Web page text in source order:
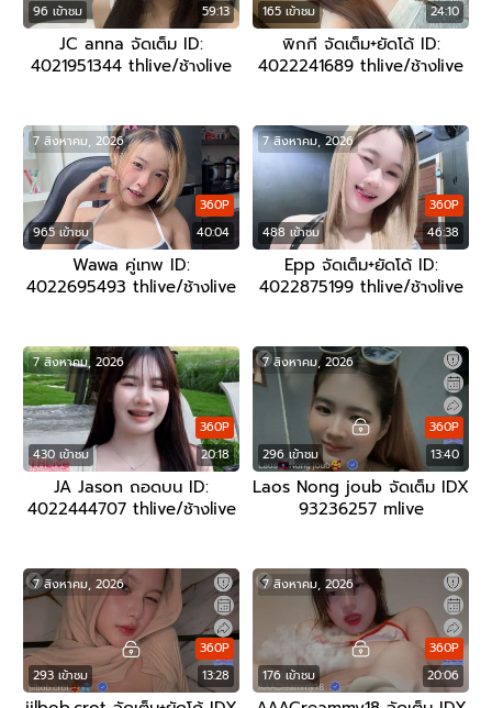
96 เข้าชม 59:13
JC anna จัดเต็ม ID:
4021951344 thlive/ช้างlive
165 เข้าชม 24:10
พิกกี จัดเต็ม+ยัดโด้ ID:
4022241689 thlive/ช้างlive
965 เข้าชม 40:04
360P
7 สิงหาคม, 2026
Wawa คู่เทพ ID:
4022695493 thlive/ช้างlive
488 เข้าชม 46:38
360P
7 สิงหาคม, 2026
Epp จัดเต็ม+ยัดโด้ ID:
4022875199 thlive/ช้างlive
430 เข้าชม 20:18
360P
7 สิงหาคม, 2026
JA Jason ถอดบน ID:
4022444707 thlive/ช้างlive
296 เข้าชม 13:40
360P
7 สิงหาคม, 2026
Laos Nong joub จัดเต็ม IDX
93236257 mlive
293 เข้าชม 13:28
360P
7 สิงหาคม, 2026
176 เข้าชม 20:06
360P
7 สิงหาคม, 2026